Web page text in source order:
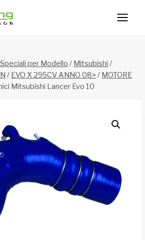
per Modello / Mitsubishi /
/ EVO X 295CV ANNO 08> / MOTORE
Mitsubishi Lancer Evo 10